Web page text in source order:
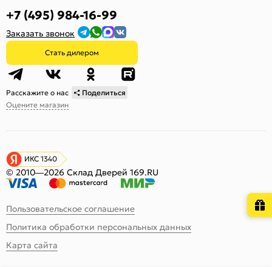
+7 (495) 984-16-99
Заказать звонок
Стать дилером
Расскажите о нас
Поделиться
Оцените магазин
ИКС 1340
© 2010—2026 Склад Дверей 169.RU
Пользовательское соглашение
Политика обработки персональных данных
Карта сайта